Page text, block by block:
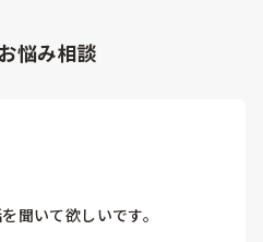
社から言われたことを思い出し
ントさんに高い料金を払わなく
社はお金もらえるよねって…
る所ってやたらと大手の会社多
していないんだけどなって…
悩み相談
聞いて欲しいです。